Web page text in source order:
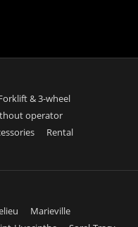
& 3-wheel
operator
Rental
Marieville